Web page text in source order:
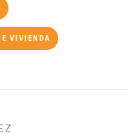
VIVIENDA